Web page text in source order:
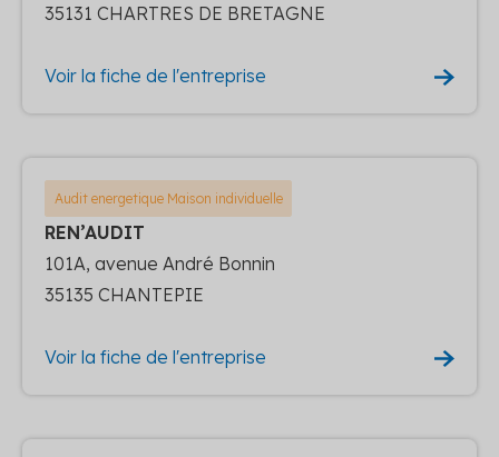
35131 CHARTRES DE BRETAGNE
Voir la fiche de l'entreprise
Audit energetique Maison individuelle
REN’AUDIT
101A, avenue André Bonnin
35135 CHANTEPIE
Voir la fiche de l'entreprise